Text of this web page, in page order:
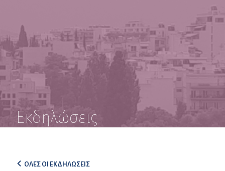
Εκδηλώσεις
ΟΛΕΣ ΟΙ ΕΚΔΗΛΩΣΕΙΣ